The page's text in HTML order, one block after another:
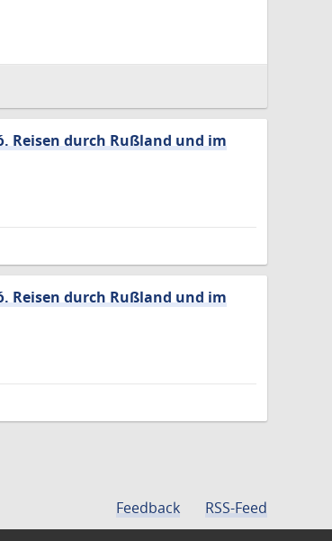
Reisen durch Rußland und im
Reisen durch Rußland und im
Feedback RSS-Feed